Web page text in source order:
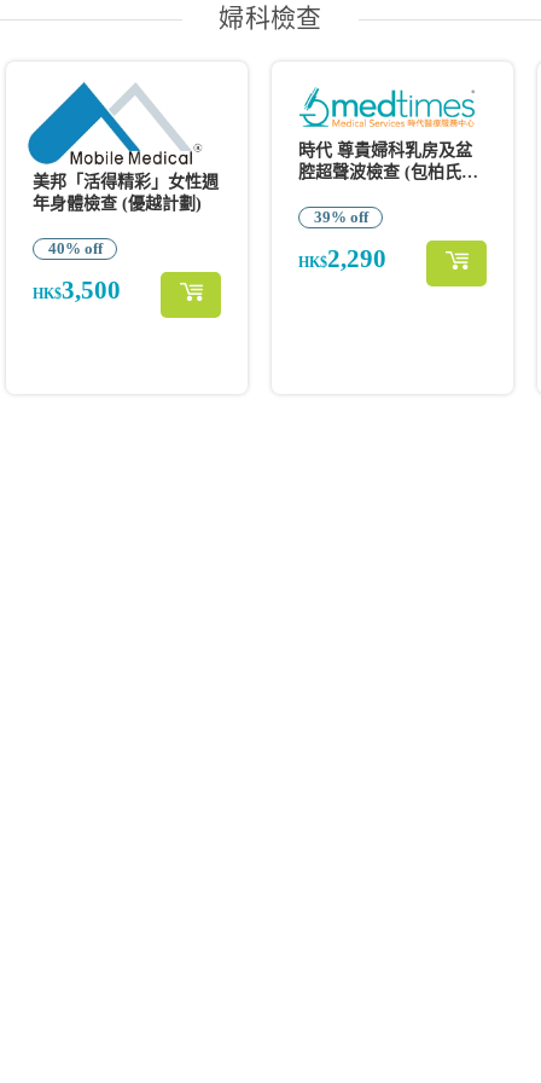
婦科檢查
美邦「活得精彩」女性週
年身體檢查 (優越計劃)
40% off
HK$3,500
時代 尊貴婦科乳房及盆
腔超聲波檢查 (包柏氏抹
39% off
HK$2,290